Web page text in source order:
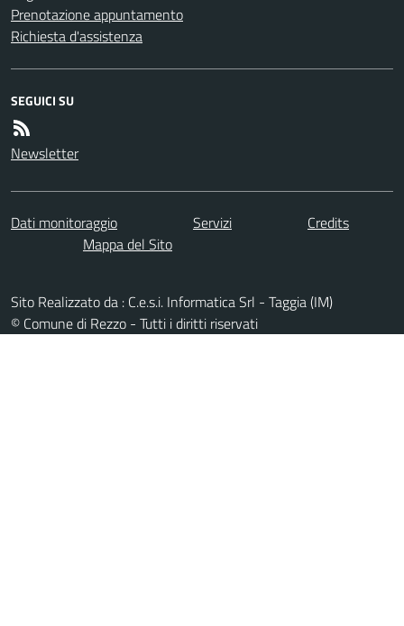
Prenotazione appuntamento
Richiesta d'assistenza
SEGUICI SU
Newsletter
Dati monitoraggio Servizi
Credits
Mappa del Sito
Sito Realizzato da : C.e.s.i. Informatica Srl - Taggia (IM)
© Comune di Rezzo - Tutti i diritti riservati